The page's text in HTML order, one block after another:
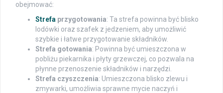
obejmować:
Strefa przygotowania: Ta strefa powinna być blisko
lodówki oraz szafek z jedzeniem, aby umożliwić
szybkie i łatwe przygotowanie składników.
Strefa gotowania: Powinna być umieszczona w
pobliżu piekarnika i płyty grzewczej, co pozwala na
płynne przenoszenie składników i narzędzi.
Strefa czyszczenia: Umieszczona blisko zlewu i
zmywarki, umożliwia sprawne mycie naczyń i